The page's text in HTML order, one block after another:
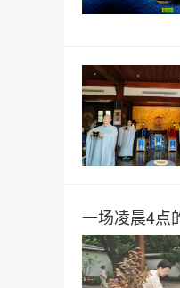
一场凌晨4点